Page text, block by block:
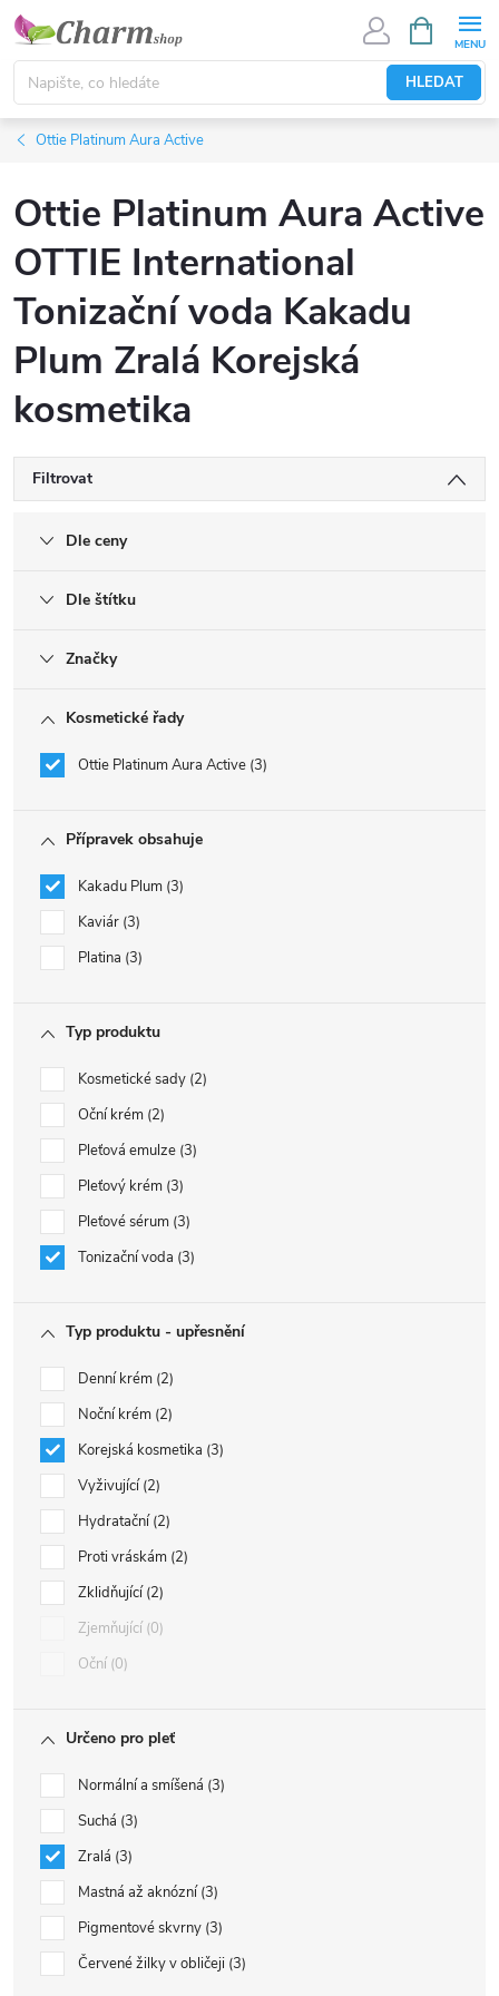
Přejít
obsah
HLEDAT
NÁKUPNÍ
KOŠÍK
Ottie Platinum Aura Active
Ottie Platinum Aura Active
OTTIE International
Tonizační voda Kakadu
Plum Zralá Korejská
kosmetika
Filtrovat
Dle ceny
Dle štítku
Značky
Kosmetické řady
Ottie Platinum Aura Active 3
Přípravek obsahuje
Kakadu Plum 3
Kaviár 3
Platina 3
Typ produktu
Kosmetické sady 2
Oční krém 2
Pleťová emulze 3
Pleťový krém 3
Pleťové sérum 3
Tonizační voda 3
Typ produktu - upřesnění
Denní krém 2
Noční krém 2
Korejská kosmetika 3
Vyživující 2
Hydratační 2
Proti vráskám 2
Zklidňující 2
Zjemňující 0
Oční 0
Určeno pro pleť
Normální a smíšená 3
Suchá 3
Zralá 3
Mastná až aknózní 3
Pigmentové skvrny 3
Červené žilky v obličeji 3